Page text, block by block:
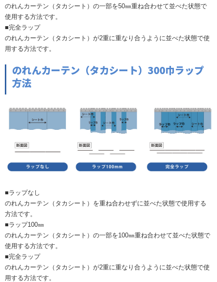
のれんカーテン（タカシート）の一部を50㎜重ね合わせて並べた状態で
使用する方法です。
■完全ラップ
のれんカーテン（タカシート）が2重に重なり合うように並べた状態で使
用する方法です。
のれんカーテン（タカシート）300巾ラップ
方法
■ラップなし
のれんカーテン（タカシート）を重ね合わせずに並べた状態で使用する
方法です。
■ラップ100㎜
のれんカーテン（タカシート）の一部を100㎜重ね合わせて並べた状態で
使用する方法です。
■完全ラップ
のれんカーテン（タカシート）が2重に重なり合うように並べた状態で使
用する方法です。